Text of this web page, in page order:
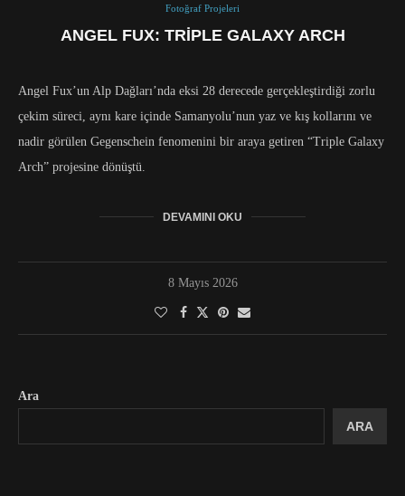
Fotoğraf Projeleri
ANGEL FUX: TRIPLE GALAXY ARCH
Angel Fux’un Alp Dağları’nda eksi 28 derecede gerçekleştirdiği zorlu
çekim süreci, aynı kare içinde Samanyolu’nun yaz ve kış kollarını ve
nadir görülen Gegenschein fenomenini bir araya getiren “Triple Galaxy
Arch” projesine dönüştü.
DEVAMINI OKU
8 Mayıs 2026
Ara
ARA